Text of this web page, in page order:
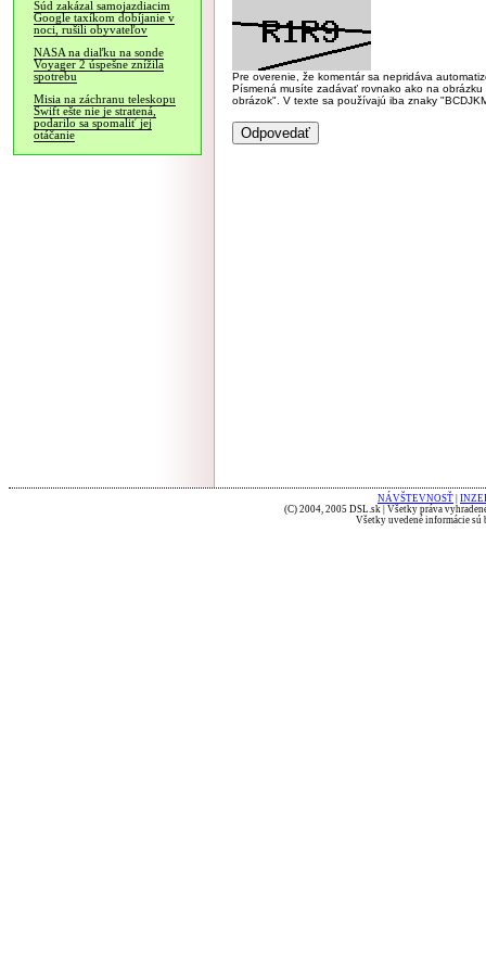
Súd zakázal samojazdiacim
Google taxíkom dobíjanie v
noci, rušili obyvateľov
NASA na diaľku na sonde
Voyager 2 úspešne znížila
spotrebu
Misia na záchranu teleskopu
Swift ešte nie je stratená,
podarilo sa spomaliť jej
otáčanie
Pre overenie, že komentár sa nepridáva
Písmená musíte zadávať rovnako ako na
obrázok". V texte sa používajú iba znaky
NÁVŠTEVNOSŤ
(C) 2004, 2005 DSL.sk | Všetky práva
Všetky uvedené informácie sú